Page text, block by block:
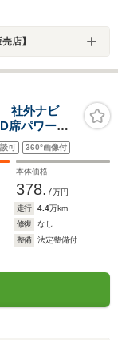
店】
社外ナビ
パワーシ
コントロ
ステアリ
可 360°画像付
本体価格
378.7万円
走行 4.4万km
修復
なし
整備
法定整備付